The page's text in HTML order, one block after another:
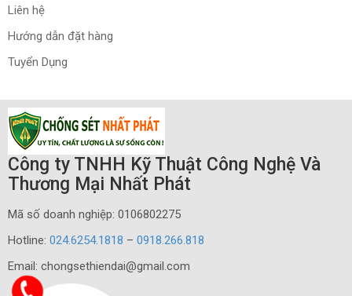
Liên hệ
Hướng dẫn đặt hàng
Tuyển Dụng
Công ty TNHH Kỹ Thuật Công Nghệ Và
Thương Mại Nhất Phát
Mã số doanh nghiệp: 0106802275
Hotline: 024.6254.1818 – 0918.266.818
Email: chongsethiendai@gmail.com